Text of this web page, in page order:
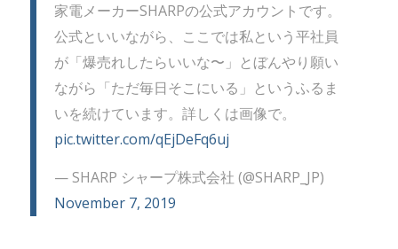
家電メーカーSHARPの公式アカウントです。
公式といいながら、ここでは私という平社員
が「爆売れしたらいいな〜」とぼんやり願い
ながら「ただ毎日そこにいる」というふるま
いを続けています。詳しくは画像で。
pic.twitter.com/qEjDeFq6uj
— SHARP シャープ株式会社 (@SHARP_JP)
November 7, 2019